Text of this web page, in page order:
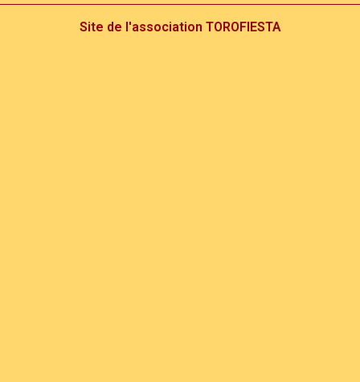
Site de l'association TOROFIESTA